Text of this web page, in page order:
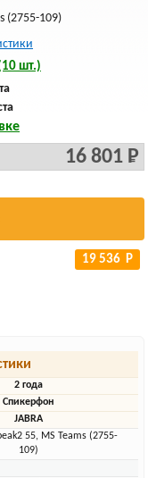
(2755-109)
шт.)
16 801 Р
19 536 Р
2 года
Спикерфон
JABRA
55, MS Teams (2755-
109)